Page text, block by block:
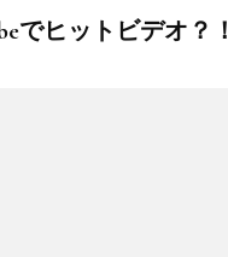
でヒットビデオ？！